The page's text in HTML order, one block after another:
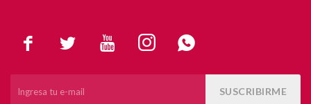
    
SUSCRIBIRME